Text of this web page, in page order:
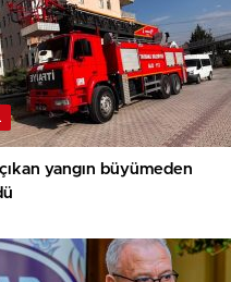
yangın büyümeden